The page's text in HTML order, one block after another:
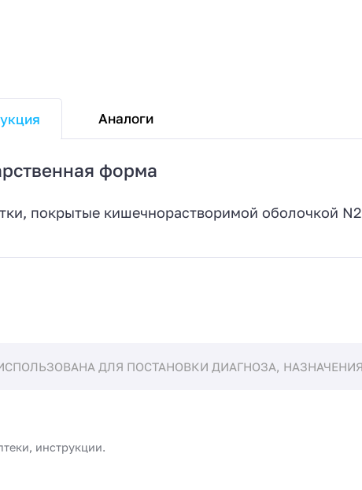
Аналоги
форма
покрытые кишечнорастворимой оболочкой
ДЛЯ ПОСТАНОВКИ ДИАГНОЗА,
инструкции.